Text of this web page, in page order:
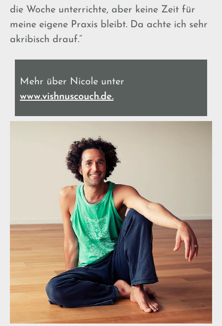
die Woche unterrichte, aber keine Zeit für
meine eigene Praxis bleibt. Da achte ich sehr
akribisch drauf.“
Mehr über Nicole unter
www.vishnuscouch.de.